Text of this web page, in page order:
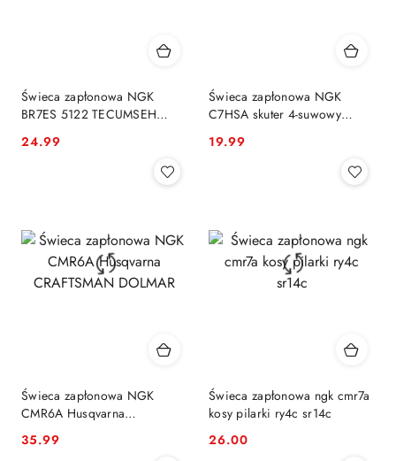
Świeca zapłonowa NGK
BR7ES 5122 TECUMSEH
OVRM 40 55
Cena:
24.99
Świeca zapłonowa NGK
C7HSA skuter 4-suwowy
Cena:
19.99
Świeca zapłonowa NGK
CMR6A Husqvarna
Cena:
35.99
Świeca zapłonowa ngk cmr7a
kosy pilarki ry4c sr14c
Cena:
26.00